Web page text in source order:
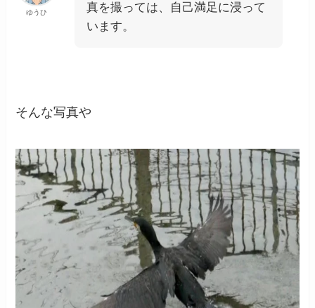
ゆうひ
真を撮っては、自己満足に浸って
います。
そんな写真や